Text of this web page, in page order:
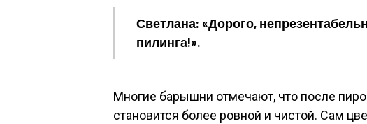
Светлана: «Дорого,
пилинга!».
Многие барышни отмечают, что после
становится более ровной и чистой. Сам